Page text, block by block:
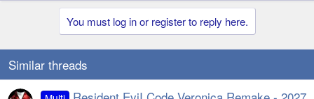
You must log in or register to reply here.
Similar threads